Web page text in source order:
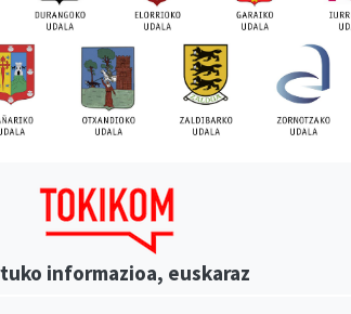
informazioa, euskaraz